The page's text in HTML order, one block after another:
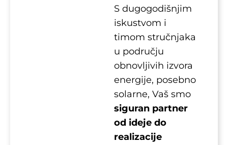
S dugogodišnjim
iskustvom i
timom stručnjaka
u području
obnovljivih izvora
energije, posebno
solarne, Vaš smo
siguran partner
od ideje do
realizacije